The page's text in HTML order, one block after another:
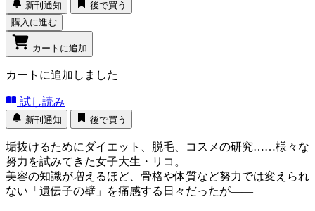
新刊通知
後で買う
購入に進む
カートに追加
カートに追加しました
試し読み
新刊通知 後で買う
垢抜けるためにダイエット、脱毛、コスメの研究……様々な
努力を試みてきた女子大生・リコ。
美容の知識が増えるほど、骨格や体質など努力では変えられ
ない「遺伝子の壁」を痛感する日々だったが――